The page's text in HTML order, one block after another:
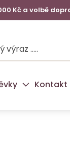
Kč a volbě
Kontakt